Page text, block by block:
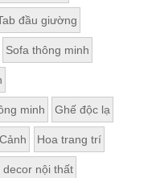
đầu giường
Sofa thông minh
minh Ghế độc lạ
Hoa trang trí
nội thất